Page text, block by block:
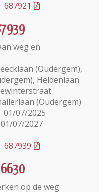
weg en
(Oudergem),
Heldenlaan
(Oudergem)
01/07/2025
01/07/2027
op de weg